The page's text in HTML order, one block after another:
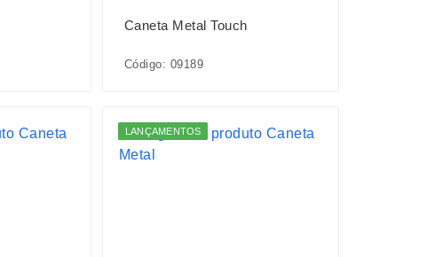
Caneta Metal Touch
Código: 09189
LANÇAMENTOS